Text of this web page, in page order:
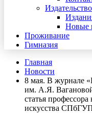
Издательство
Новые
Проживание
Гимназия
Главная
Новости
8 мая. В журнале
им. А.Я.
статья
искусства